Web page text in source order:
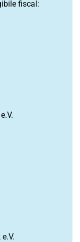
fiscal: